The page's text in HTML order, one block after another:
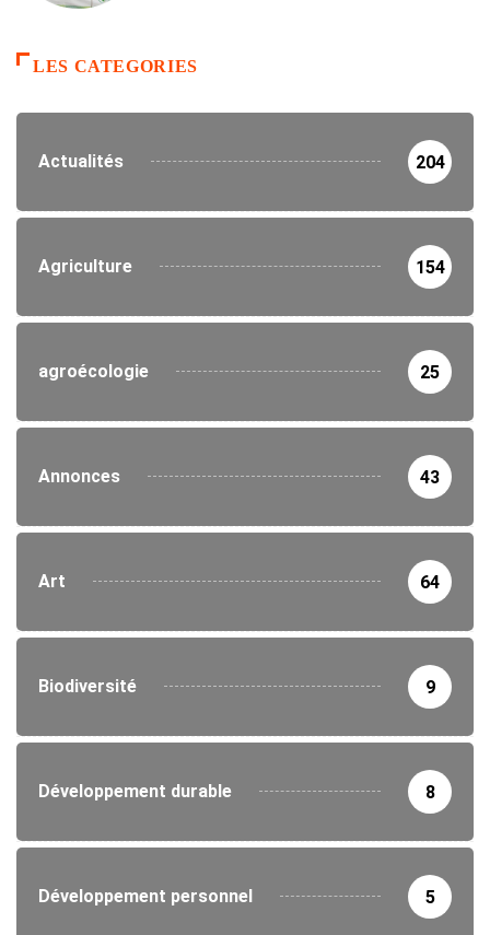
LES CATEGORIES
Actualités 204
Agriculture 154
agroécologie 25
Annonces 43
Art 64
Biodiversité 9
Développement durable 8
Développement personnel 5